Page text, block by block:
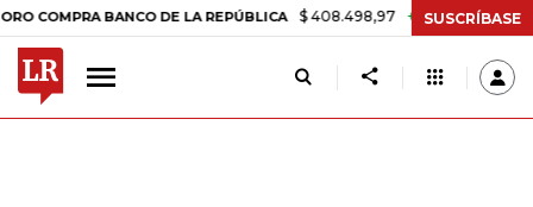
BANCO DE LA REPÚBLICA $ 408.498,97 +$ 8.753,81 +2,19%
SUSCRÍBASE